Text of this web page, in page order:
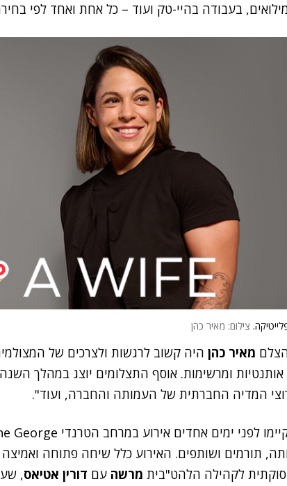
בעבודה בהיי-טק ועוד – כל אחת ואחד לפי
צילום: מאיר כהן
מאיר כהן היה קשוב לרגשות ולצרכים של
ומרשימות. אוסף התצלומים יוצג במהלך
המדיה החברתית של העמותה והחברה, ועוד".
תורמים ושותפים. האירוע כלל שיחה פתוחה
לקהילה הלהט"בית מרשה עם דורין אטיאס,